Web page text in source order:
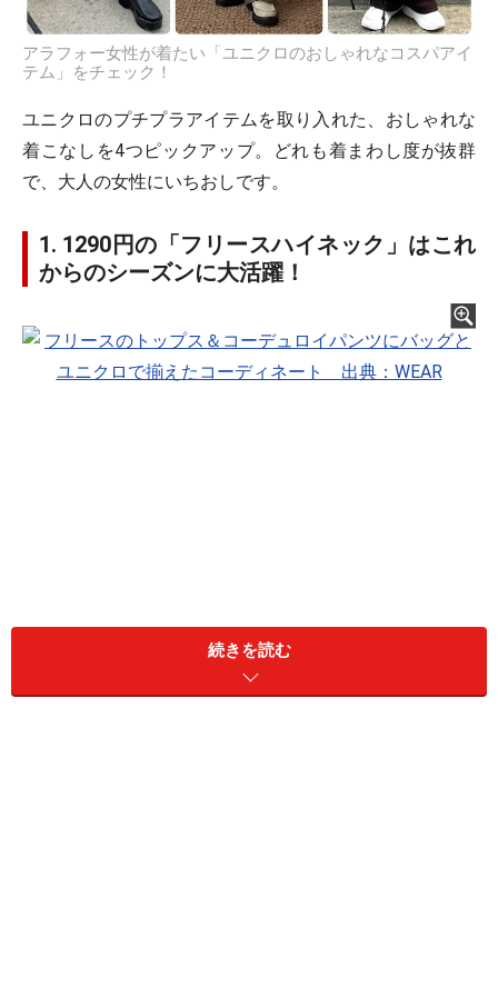
アラフォー女性が着たい「ユニクロのおしゃれなコスパアイ
テム」をチェック！
ユニクロのプチプラアイテムを取り入れた、おしゃれな
着こなしを4つピックアップ。どれも着まわし度が抜群
で、大人の女性にいちおしです。
1. 1290円の「フリースハイネック」はこれ
からのシーズンに大活躍！
続きを読む